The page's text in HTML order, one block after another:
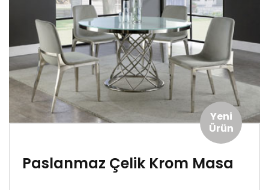
Yeni
Ürün
Paslanmaz Çelik Krom Masa